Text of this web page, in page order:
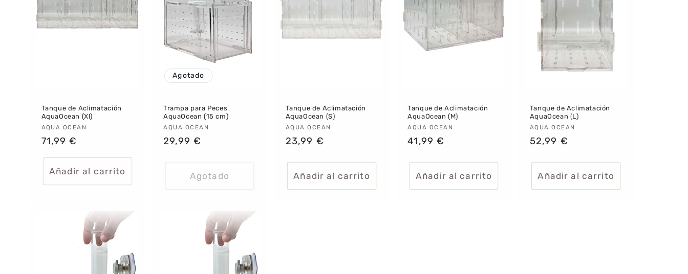
ó
Tanque de Aclimatación
AquaOcean (Xl)
Proveedor:
AQUA OCEAN
Precio
71,99 €
Añadir al carrito
Agotado
Trampa para Peces
AquaOcean (15 cm)
Proveedor:
AQUA OCEAN
Precio
29,99 €
Agotado
Tanque de Aclimatación
AquaOcean (S)
Proveedor:
AQUA OCEAN
Precio
23,99 €
Añadir al carrito
Tanque de Aclimatación
AquaOcean (M)
Proveedor:
AQUA OCEAN
Precio
41,99 €
Añadir al carrito
Tanque de Aclimatación
AquaOcean (L)
Proveedor:
AQUA OCEAN
Precio
52,99 €
Añadir al carrito